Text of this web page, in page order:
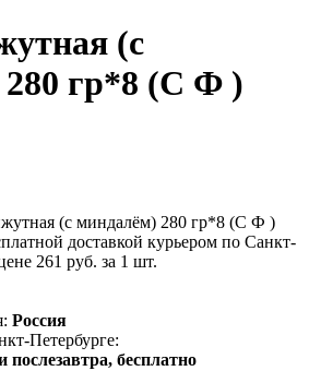
(с
гр*8 (С Ф )
(с миндалём) 280 гр*8 (С Ф )
доставкой курьером по Санкт-
261 руб. за 1 шт.
Россия
Петербурге:
послезавтра, бесплатно